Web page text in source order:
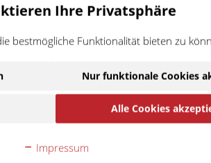
Ersatz- und Verschleißteile für
Herstellung. So werden KMP italiana
um ein Zubehör-/Ersatzteil eines
hergestellt wurde. Die
Ihre Privatsphäre
bestmögliche Funktionalität bieten zu
Nur funktionale Cookies
Alle Cookies
Impressum